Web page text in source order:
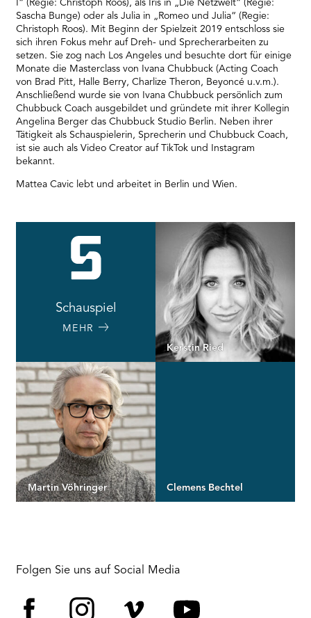
I“ (Regie: Christoph Roos), als Iris in „Die Netzwelt“ (Regie:
Sascha Bunge) oder als Julia in „Romeo und Julia“ (Regie:
Christoph Roos). Mit Beginn der Spielzeit 2019 entschloss sie
sich ihren Fokus mehr auf Dreh- und Sprecherarbeiten zu
setzen. Sie zog nach Los Angeles und besuchte dort für einige
Monate die Masterclass von Ivana Chubbuck (Acting Coach
von Brad Pitt, Halle Berry, Charlize Theron, Beyoncé u.v.m.).
Anschließend wurde sie von Ivana Chubbuck persönlich zum
Chubbuck Coach ausgebildet und gründete mit ihrer Kollegin
Angelina Berger das Chubbuck Studio Berlin. Neben ihrer
Tätigkeit als Schauspielerin, Sprecherin und Chubbuck Coach,
ist sie auch als Video Creator auf TikTok und Instagram
bekannt.
Mattea Cavic lebt und arbeitet in Berlin und Wien.
Schauspiel
MEHR
Kerstin Ried
Martin Vöhringer Clemens Bechtel
Folgen Sie uns auf Social Media